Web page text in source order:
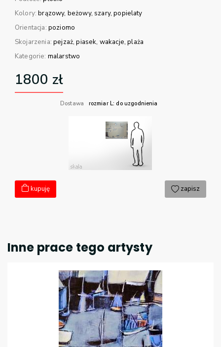
Kolory:brązowy beżowy szary popielaty
Orientacja: poziomo
Skojarzenia:pejzaż piasek wakacje plaża
Kategorie: malarstwo
1800 zł
Dostawa rozmiar L: do uzgodnienia
kupuję zapisz
Inne prace tego artysty